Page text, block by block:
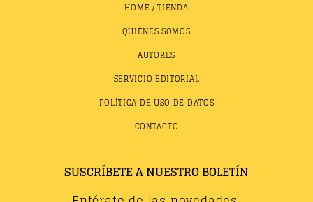
HOME / TIENDA
QUIÉNES SOMOS
AUTORES
SERVICIO EDITORIAL
POLÍTICA DE USO DE DATOS
CONTACTO
SUSCRÍBETE A NUESTRO BOLETÍN